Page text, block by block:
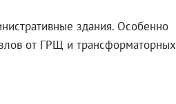
здания. Особенно
от ГРЩ и трансформаторных